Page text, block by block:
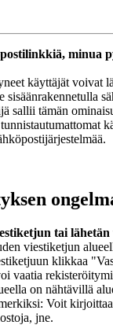
minua
käyttäjät voivat
sisäänrakennetulla
sallii tämän
tai lähetän
viestiketjun
klikkaa
vaatia
on nähtävillä
Voit
jne.